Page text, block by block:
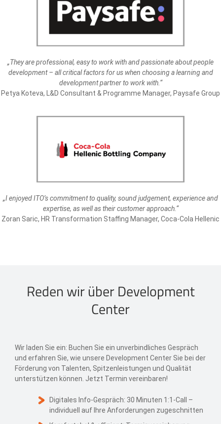
„They are professional, easy to work with and passionate about people
development – all critical factors for us when choosing a learning and
development partner to work with.“
Petya Koteva, L&D Consultant & Programme Manager, Paysafe Group
„I enjoyed ITO’s commitment to quality, sound judgement, experience and
expertise, as well as their customer approach.“
Zoran Saric, HR Transformation Staffing Manager, Coca-Cola Hellenic
Reden wir über Development
Center
Wir laden Sie ein: Buchen Sie ein unverbindliches Gespräch
und erfahren Sie, wie unsere Development Center Sie bei der
Förderung von Talenten, Spitzenleistungen und Qualität
unterstützen können. Jetzt Termin vereinbaren!
Digitales Info-Gespräch: 30 Minuten 1:1-Call –
individuell auf Ihre Anforderungen zugeschnitten